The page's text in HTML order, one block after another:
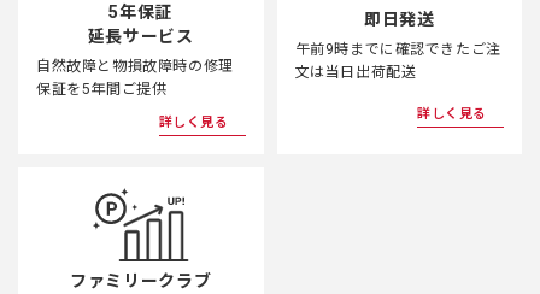
5年保証
延長サービス
自然故障と物損故障時の修理
保証を5年間ご提供
詳しく見る
即日発送
午前9時までに確認できたご注
文は当日出荷配送
詳しく見る
ファミリークラブ